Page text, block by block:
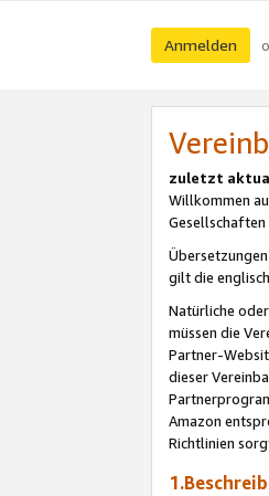
Anmelden
zuletzt
Willkommen
Gesellschaften
gilt die
Natürliche
müssen die
Partner-
dieser
Amazon
Richtlinien